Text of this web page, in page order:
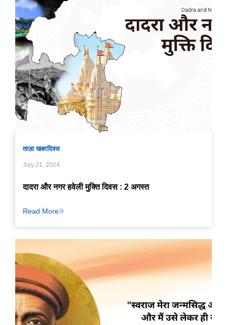
ताज़ा खबरदिवस
July 21, 2024
दादरा और नगर हवेली मुक्ति दिवस : 2 अगस्त
Read More